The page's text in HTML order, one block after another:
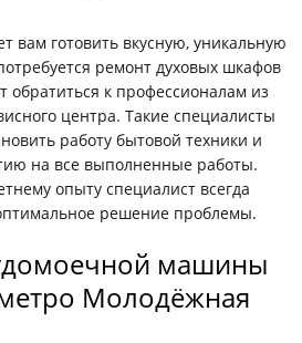
вам готовить вкусную, уникальную
ремонт духовых шкафов
обратиться к профессионалам из
центра. Такие специалисты
работу бытовой техники и
на все выполненные работы.
опыту специалист всегда
решение проблемы.
машины
Молодёжная